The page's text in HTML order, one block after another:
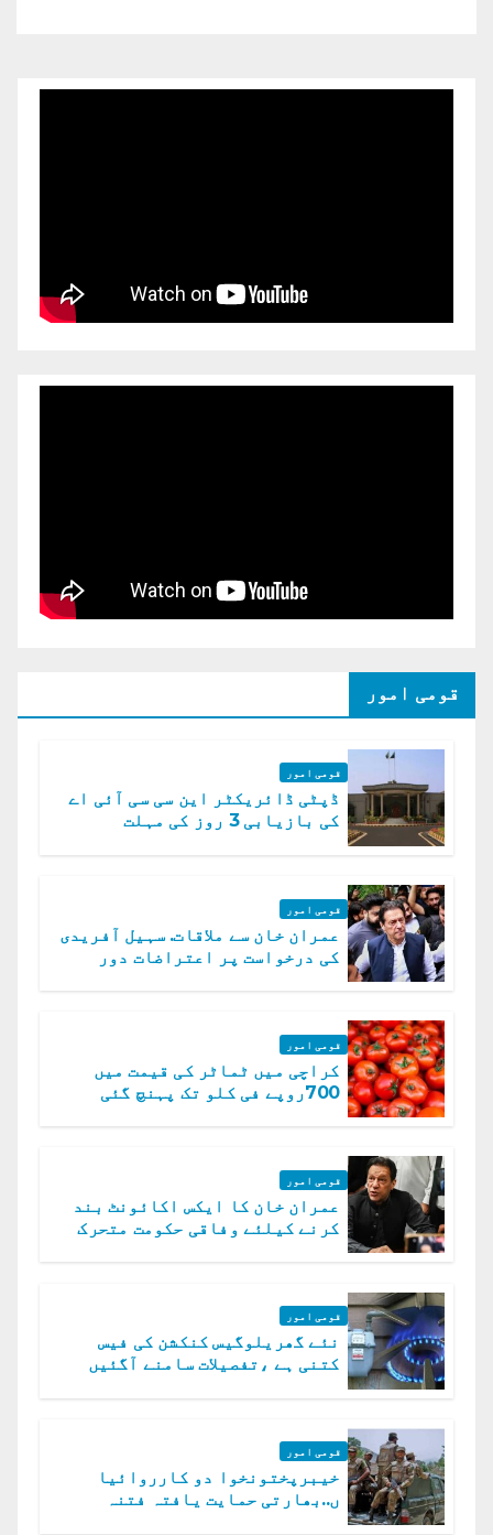
قومی امور
قومی امور
ڈپٹی ڈائریکٹر این سی سی آئی اے
کی بازیابی 3 روز کی مہلت
قومی امور
عمران خان سے ملاقات. سہیل آفریدی
کی درخواست پر اعتراضات دور
قومی امور
کراچی میں ٹماٹر کی قیمت میں
700روپے فی کلو تک پہنچ گئی
قومی امور
عمران خان کا ایکس اکائونٹ بند
کرنے کیلئے وفاقی حکومت متحرک
قومی امور
نئے گھریلوگیس کنکشن کی فیس
کتنی ہے ،تفصیلات سامنے آگئیں
قومی امور
خیبرپختونخوا دو کارروائیا
ں..بھارتی حمایت یافتہ فتنہ